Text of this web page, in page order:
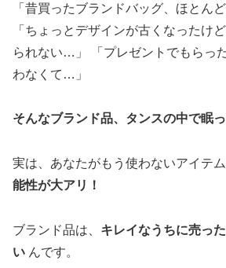
「昔買ったブランドバッグ、ほとん
「ちょっとデザインが古くなったけ
られない…」 「プレゼントでもらっ
わなくて…」
そんなブランド品、タンスの中で眠
実は、あなたがもう使わないアイテム
能性が大アリ！
ブランド品は、 キレイなうちに売っ
い んです。